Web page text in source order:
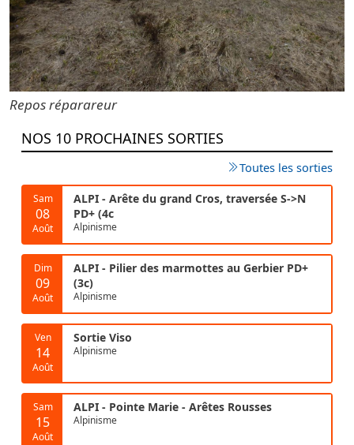
Repos réparareur
NOS 10 PROCHAINES SORTIES
Toutes les sorties
Sam
08
Août
ALPI - Arête du grand Cros, traversée S->N
PD+ (4c
Alpinisme
Dim
09
Août
ALPI - Pilier des marmottes au Gerbier PD+
(3c)
Alpinisme
Ven
14
Août
Sortie Viso
Alpinisme
Sam
15
Août
ALPI - Pointe Marie - Arêtes Rousses
Alpinisme